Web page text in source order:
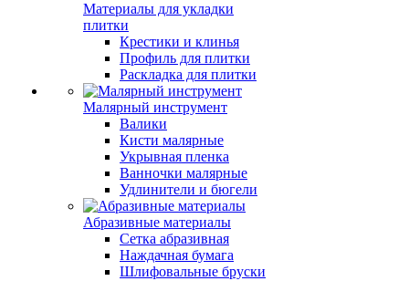
Материалы для укладки
плитки
Крестики и клинья
Профиль для плитки
Раскладка для плитки
Малярный инструмент
Валики
Кисти малярные
Укрывная пленка
Ванночки малярные
Удлинители и бюгели
Абразивные материалы
Сетка абразивная
Наждачная бумага
Шлифовальные бруски